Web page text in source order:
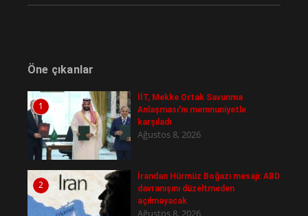
Öne çıkanlar
1
İİT, Mekke Ortak Savunma
Anlaşması'nı memnuniyetle
karşıladı
Ağustos 8, 2026
2
İrandan Hürmüz Boğazı mesajı: ABD
davranışını düzeltmeden
açılmayacak
Ağustos 8, 2026